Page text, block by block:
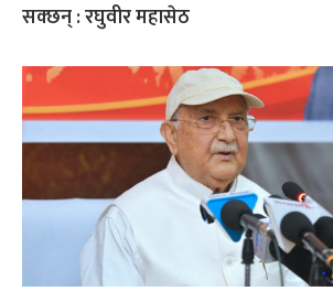
सक्छन् : रघुवीर महासेठ